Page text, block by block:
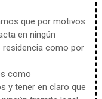
que por motivos
en ningún
residencia como por
como
y tener en claro que